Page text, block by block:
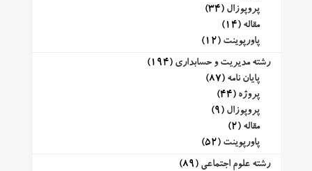
پروپوزال (34)
مقاله (14)
پاورپوینت (12)
رشته مدیریت و حسابداری (194)
پایان نامه (87)
پروژه (44)
پروپوزال (9)
مقاله (2)
پاورپوینت (52)
رشته علوم اجتماعی (89)